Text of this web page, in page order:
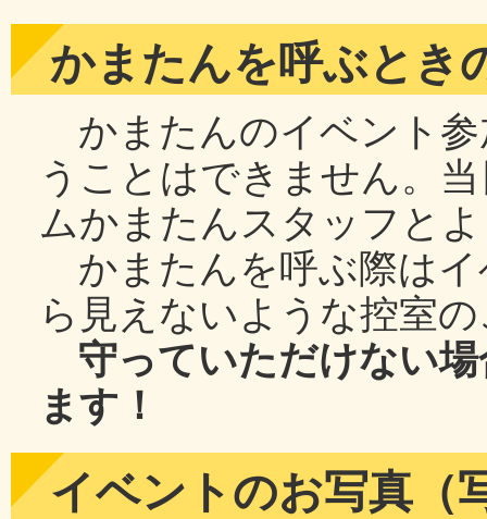
かまたんを呼ぶとき
かまたんのイベント参
うことはできません。
ムかまたんスタッフと
かまたんを呼ぶ際はイ
ら見えないような控室
守っていただけない場
ます！
イベントのお写真（